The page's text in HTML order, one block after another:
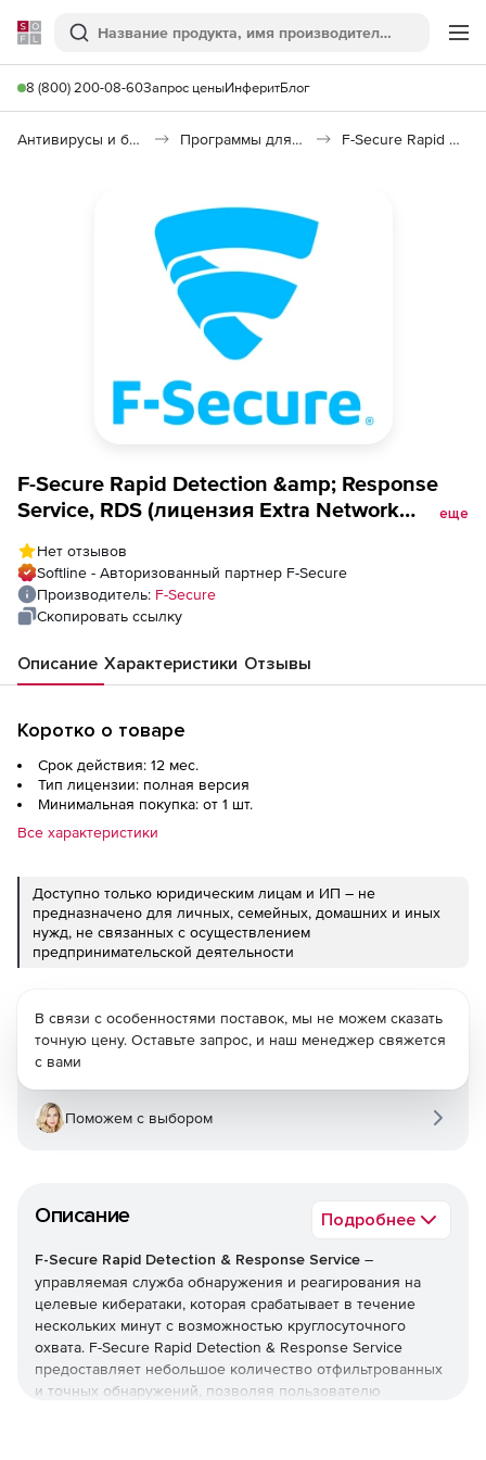
Softline
Поиск
8 (800) 200-08-60Запрос ценыИнферитБлог
Антивирусы и безопасность Программы для защиты информации F-Secure Rapid Detection & Response Service
F-Secure Rapid Detection &amp; Response
Service, RDS (лицензия Extra Network
еще
Нет отзывов
Softline - Авторизованный партнер F-Secure
Производитель: F-Secure
Скопировать ссылку
Описание Характеристики Отзывы
Коротко о товаре
Срок действия: 12 мес.
Тип лицензии: полная версия
Минимальная покупка: от 1 шт.
Все характеристики
Доступно только юридическим лицам и ИП – не
предназначено для личных, семейных, домашних и иных
нужд, не связанных с осуществлением
предпринимательской деятельности
Описание Подробнее
F-Secure Rapid Detection & Response Service –
управляемая служба обнаружения и реагирования на
целевые кибератаки, которая срабатывает в течение
нескольких минут с возможностью круглосуточного
охвата. F-Secure Rapid Detection & Response Service
предоставляет небольшое количество отфильтрованных
и точных обнаружений, позволяя пользователю
В связи с особенностями поставок, мы не можем сказать
точную цену. Оставьте запрос, и наш менеджер свяжется
с вами
Поможем с выбором